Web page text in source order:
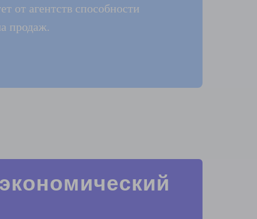
от агентств способности
продаж.